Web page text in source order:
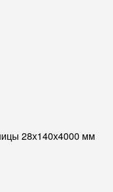
28х140х4000 мм